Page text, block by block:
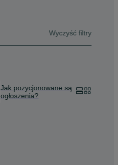
Wyczyść filtry
Jak pozycjonowane są
ogłoszenia?